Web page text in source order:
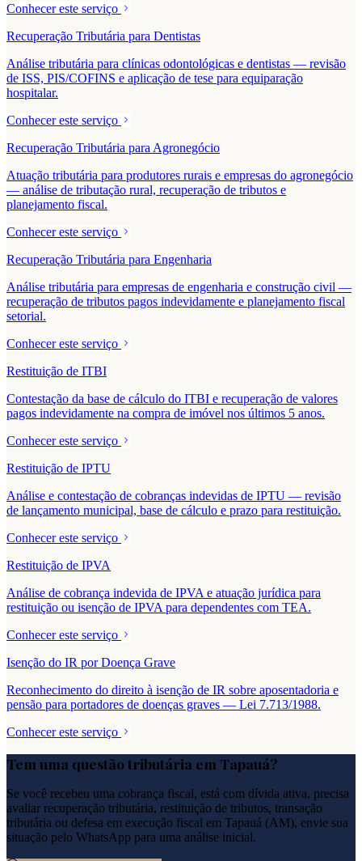
Conhecer este serviço
Recuperação Tributária para Dentistas
Análise tributária para clínicas odontológicas e dentistas — revisão
de ISS, PIS/COFINS e aplicação de tese para equiparação
hospitalar.
Conhecer este serviço
Recuperação Tributária para Agronegócio
Atuação tributária para produtores rurais e empresas do agronegócio
— análise de tributação rural, recuperação de tributos e
planejamento fiscal.
Conhecer este serviço
Recuperação Tributária para Engenharia
Análise tributária para empresas de engenharia e construção civil —
recuperação de tributos pagos indevidamente e planejamento fiscal
setorial.
Conhecer este serviço
Restituição de ITBI
Contestação da base de cálculo do ITBI e recuperação de valores
pagos indevidamente na compra de imóvel nos últimos 5 anos.
Conhecer este serviço
Restituição de IPTU
Análise e contestação de cobranças indevidas de IPTU — revisão
de lançamento municipal, base de cálculo e prazo para restituição.
Conhecer este serviço
Restituição de IPVA
Análise de cobrança indevida de IPVA e atuação jurídica para
restituição ou isenção de IPVA para dependentes com TEA.
Conhecer este serviço
Isenção do IR por Doença Grave
Reconhecimento do direito à isenção de IR sobre aposentadoria e
pensão para portadores de doenças graves — Lei 7.713/1988.
Conhecer este serviço
Tem uma questão tributária em Tapauá?
Se você recebeu uma cobrança fiscal, está com dívida ativa, precisa
avaliar recuperação tributária, restituição de tributos, transação
tributária ou defesa em execução fiscal em Tapauá (AM), envie sua
situação pelo WhatsApp para uma análise inicial.